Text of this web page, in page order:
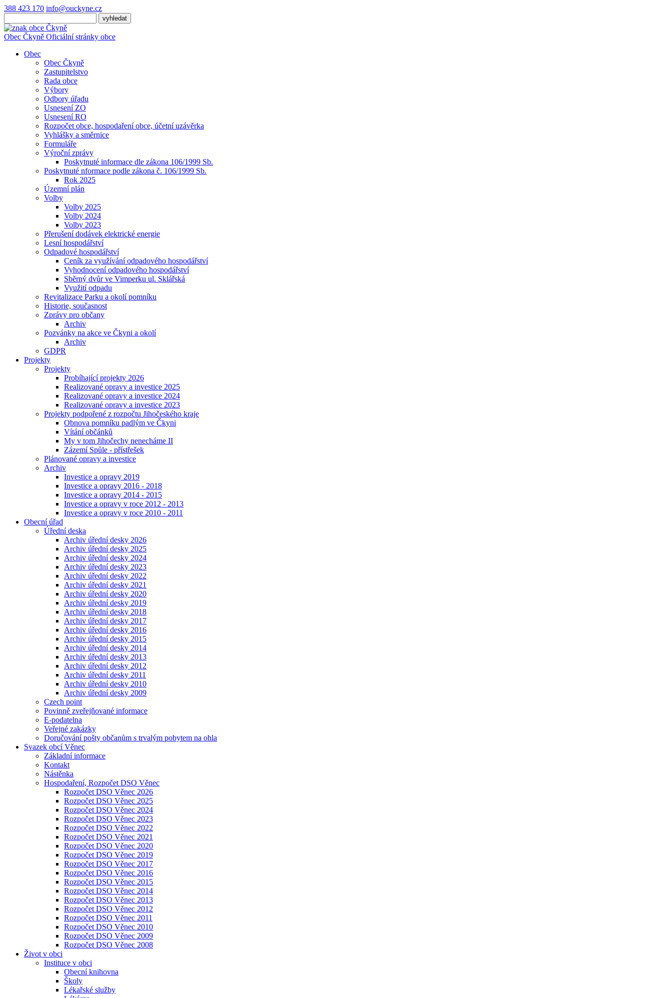
388 423 170 info@ouckyne.cz
Obec Čkyně Oficiální stránky obce
Obec
Obec Čkyně
Zastupitelstvo
Rada obce
Výbory
Odbory úřadu
Usnesení ZO
Usnesení RO
Rozpočet obce, hospodaření obce, účetní uzávěrka
Vyhlášky a směrnice
Formuláře
Výroční zprávy
Poskytnuté informace dle zákona 106/1999 Sb.
Poskytnuté nformace podle zákona č. 106/1999 Sb.
Rok 2025
Územní plán
Volby
Volby 2025
Volby 2024
Volby 2023
Přerušení dodávek elektrické energie
Lesní hospodářství
Odpadové hospodářství
Ceník za využívání odpadového hospodářství
Vyhodnocení odpadového hospodářství
Sběrný dvůr ve Vimperku ul. Sklářská
Využití odpadu
Revitalizace Parku a okolí pomníku
Historie, současnost
Zprávy pro občany
Archiv
Pozvánky na akce ve Čkyni a okolí
Archiv
GDPR
Projekty
Projekty
Probíhající projekty 2026
Realizované opravy a investice 2025
Realizované opravy a investice 2024
Realizované opravy a investice 2023
Projekty podpořené z rozpočtu Jihočeského kraje
Obnova pomníku padlým ve Čkyni
Vítání občánků
My v tom Jihočechy nenecháme II
Zázemí Spůle - přístřešek
Plánované opravy a investice
Archiv
Investice a opravy 2019
Investice a opravy 2016 - 2018
Investice a opravy 2014 - 2015
Investice a opravy v roce 2012 - 2013
Investice a opravy v roce 2010 - 2011
Obecní úřad
Úřední deska
Archiv úřední desky 2026
Archiv úřední desky 2025
Archiv úřední desky 2024
Archiv úřední desky 2023
Archiv úřední desky 2022
Archiv úřední desky 2021
Archiv úřední desky 2020
Archiv úřední desky 2019
Archiv úřední desky 2018
Archiv úřední desky 2017
Archiv úřední desky 2016
Archiv úřední desky 2015
Archiv úřední desky 2014
Archiv úřední desky 2013
Archiv úřední desky 2012
Archiv úřední desky 2011
Archiv úřední desky 2010
Archiv úřední desky 2009
Czech point
Povinně zveřejňované informace
E-podatelna
Veřejné zakázky
Doručování pošty občanům s trvalým pobytem na ohla
Svazek obcí Věnec
Základní informace
Kontakt
Nástěnka
Hospodaření, Rozpočet DSO Věnec
Rozpočet DSO Věnec 2026
Rozpočet DSO Věnec 2025
Rozpočet DSO Věnec 2024
Rozpočet DSO Věnec 2023
Rozpočet DSO Věnec 2022
Rozpočet DSO Věnec 2021
Rozpočet DSO Věnec 2020
Rozpočet DSO Věnec 2019
Rozpočet DSO Věnec 2017
Rozpočet DSO Věnec 2016
Rozpočet DSO Věnec 2015
Rozpočet DSO Věnec 2014
Rozpočet DSO Věnec 2013
Rozpočet DSO Věnec 2012
Rozpočet DSO Věnec 2011
Rozpočet DSO Věnec 2010
Rozpočet DSO Věnec 2009
Rozpočet DSO Věnec 2008
Život v obci
Instituce v obci
Obecní knihovna
Školy
Lékařské služby